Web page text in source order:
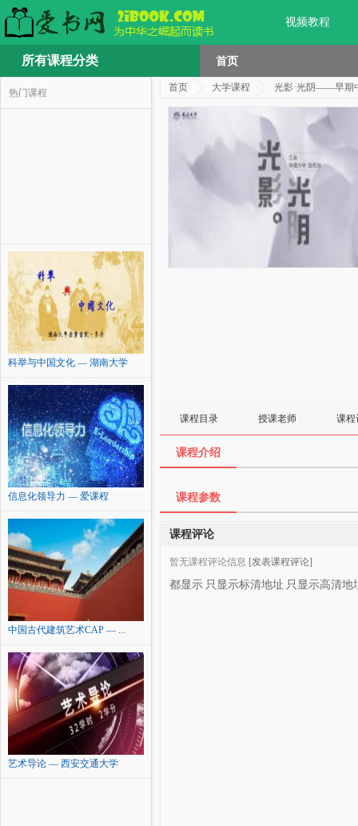
视频教程
所有课程分类 首页
热门课程
科举与中国文化 — 湖南大学
信息化领导力 — 爱课程
中国古代建筑艺术CAP — ...
艺术导论 — 西安交通大学
首页 大学课程 光影·光阴——早期
课程目录 授课老师 课程
课程介绍
课程参数
课程评论
暂无课程评论信息 [发表课程评论]
都显示 只显示标清地址 只显示高清地